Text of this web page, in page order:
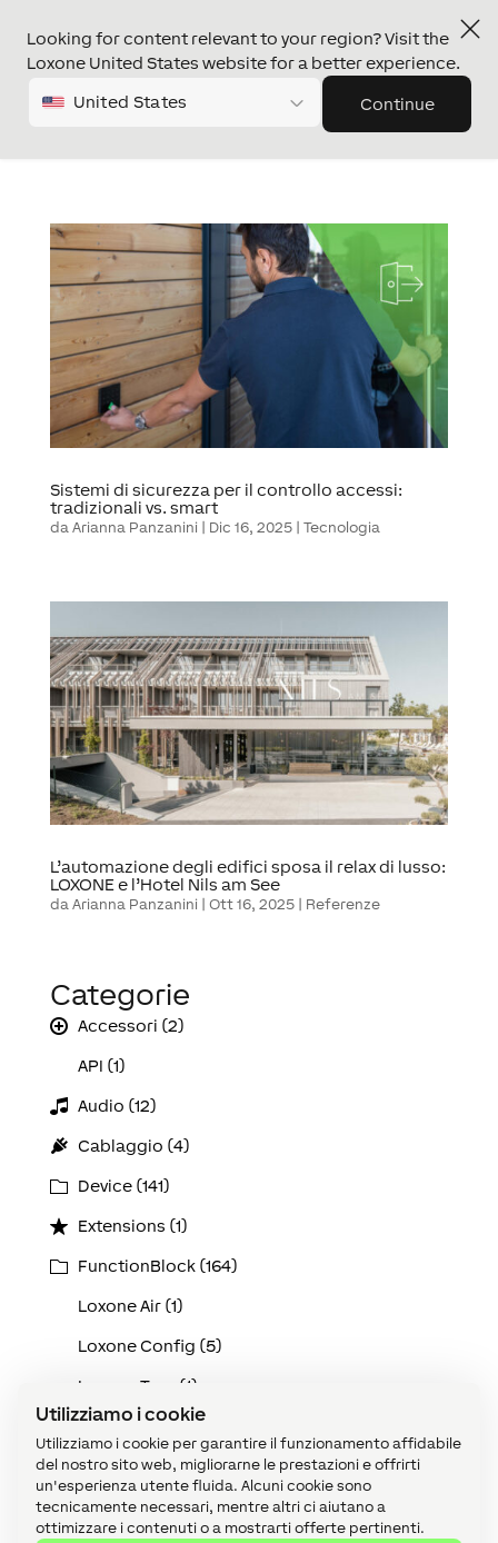
Utilizziamo i cookie
Utilizziamo i cookie per garantire il funzionamento affidabile
del nostro sito web, migliorarne le prestazioni e offrirti
un'esperienza utente fluida. Alcuni cookie sono
tecnicamente necessari, mentre altri ci aiutano a
ottimizzare i contenuti o a mostrarti offerte pertinenti.
Looking for content relevant to your region? Visit the
Loxone United States website for a better experience.
United States Continue
Sistemi di sicurezza per il controllo accessi:
tradizionali vs. smart
da Arianna Panzanini| Dic 16, 2025| Tecnologia
L’automazione degli edifici sposa il relax di lusso:
LOXONE e l’Hotel Nils am See
da Arianna Panzanini| Ott 16, 2025| Referenze
Categorie
Accessori (2)
API (1)
Audio (12)
Cablaggio (4)
Device (141)
Extensions (1)
FunctionBlock (164)
Loxone Air (1)
Loxone Config (5)
Loxone Tree (1)
Manutenzione e Diagnostica (1)
Miniserver (1)
Servizi Online (1)